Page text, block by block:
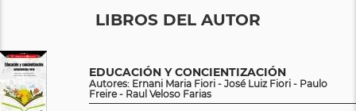
LIBROS DEL AUTOR
EDUCACIÓN Y CONCIENTIZACIÓN
Autores: Ernani Maria Fiori - José Luiz Fiori - Paulo
Freire - Raul Veloso Farias